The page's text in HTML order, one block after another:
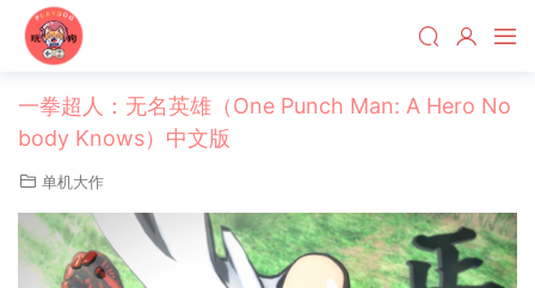
一拳超人：无名英雄（One Punch Man: A Hero No
body Knows）中文版
单机大作